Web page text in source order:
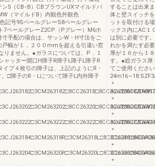
5（CB−B）CBブラウンUXマイルドバ
（マイルドB）内観色外観色
記号9SペールグレーS8ペールグレー
7ペールグレーZ2CP（Pグレー）M6ホ
手配の場合は、サッシW・H寸法をご
戸幅が１，２００mmを超える引違い窓
りません。●ガラスについては、P．１
ャッター開口H障子R障子L障子L障子R
プ４枚引の障子は、上記のようにR・
□障子のR・Lについて障子L内外障子
することは出来
体と壁スイッチ
ットを取付ける
ックス内にAC１
は別に必要です
れかを満たす必
厚が１６から１
す。●総ガラス
てご使用くださ
＊
＊
＊
＊
＊
＊